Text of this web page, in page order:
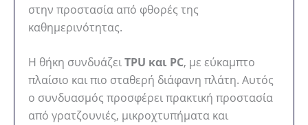
στην προστασία από φθορές της
καθημερινότητας.
Η θήκη συνδυάζειTPU και PC, με εύκαμπτο
πλαίσιο και πιο σταθερή διάφανη πλάτη. Αυτός
ο συνδυασμός προσφέρει πρακτική προστασία
από γρατζουνιές, μικροχτυπήματα και